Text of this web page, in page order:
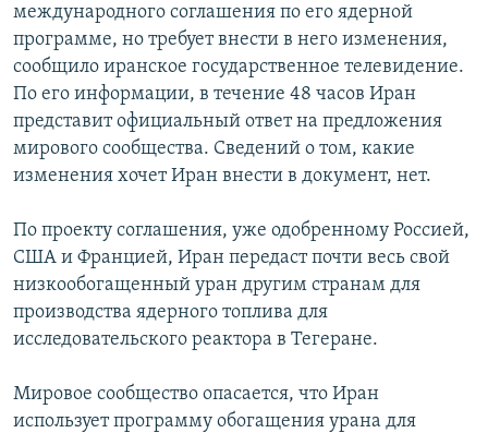
поискуЎЗБЕКЧА
ТОҶИКӢ
TÜRKMENÇE
Все сайты РСЕ/РС
международного соглашения по его ядерной
программе, но требует внести в него изменения,
сообщило иранское государственное телевидение.
По его информации, в течение 48 часов Иран
представит официальный ответ на предложения
мирового сообщества. Сведений о том, какие
изменения хочет Иран внести в документ, нет.
По проекту соглашения, уже одобренному Россией,
США и Францией, Иран передаст почти весь свой
низкообогащенный уран другим странам для
производства ядерного топлива для
исследовательского реактора в Тегеране.
Мировое сообщество опасается, что Иран
использует программу обогащения урана для